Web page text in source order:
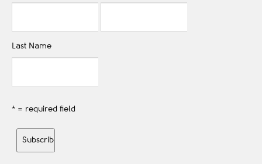
Last Name
* = required field